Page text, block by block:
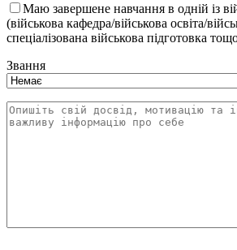
Маю завершене навчання в одній із
(військова кафедра/військова освіта/
спеціалізована військова підготовка
Звання